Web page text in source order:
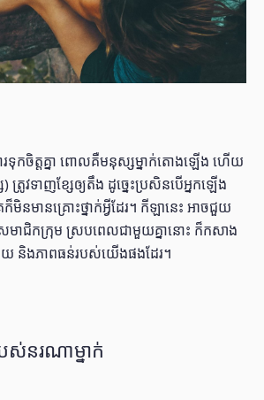
រទុកចិត្តគ្នា ពោលគឺមនុស្សម្នាក់តោងឡើង ហើយ
ត្រូវទាញខ្សែឲ្យតឹង ដូច្នេះប្រសិនបើអ្នកឡើង
នមានគ្រោះថ្នាក់អ្វីដែរ។ កីឡានេះ អាចជួយ
មាជិកក្រុម ស្របពេលជាមួយគ្នានោះ ក៏កសាង
យ និងភាពធន់របស់យើងផងដែរ។
ស់នរណាម្នាក់